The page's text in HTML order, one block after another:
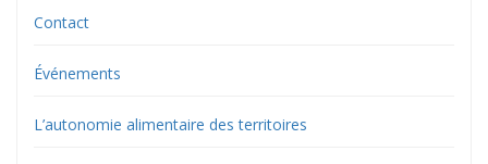
Contact
Événements
L’autonomie alimentaire des territoires